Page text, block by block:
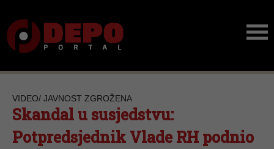
VIDEO/ JAVNOST ZGROŽENA
Skandal u susjedstvu:
Potpredsjednik Vlade RH podnio